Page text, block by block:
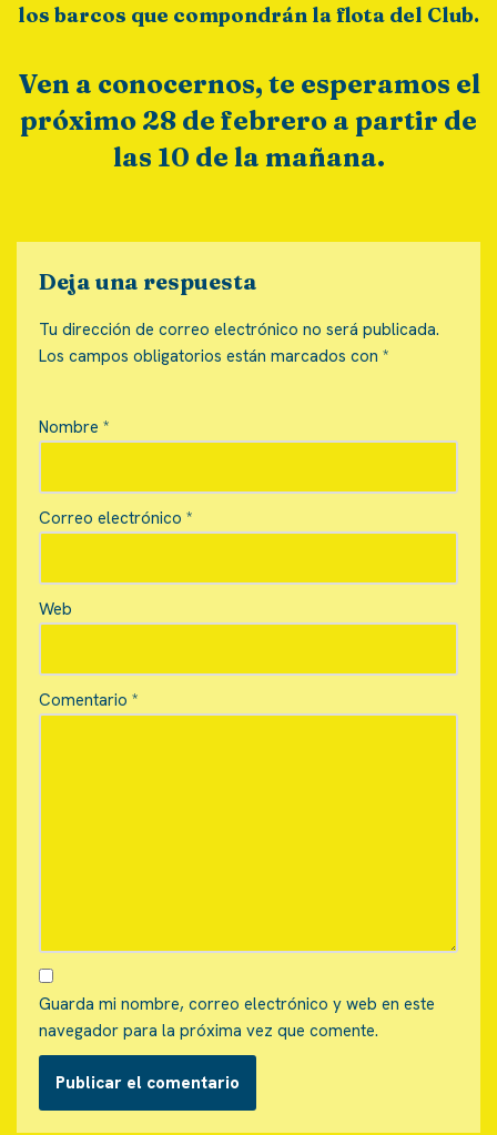
los barcos que compondrán la flota del Club.
Ven a conocernos, te esperamos el
próximo 28 de febrero a partir de
las 10 de la mañana.
Deja una respuesta
Tu dirección de correo electrónico no será publicada.
Los campos obligatorios están marcados con *
Nombre *
Correo electrónico *
Web
Comentario *
Guarda mi nombre, correo electrónico y web en este
navegador para la próxima vez que comente.